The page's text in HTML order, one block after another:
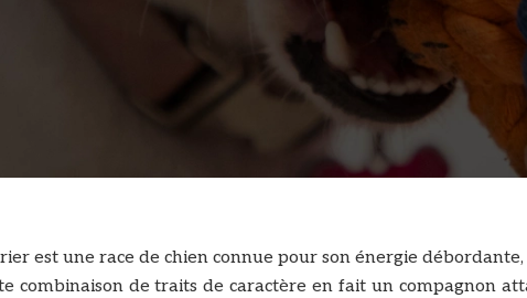
est une race de chien connue pour son énergie
combinaison de traits de caractère en fait un compagnon